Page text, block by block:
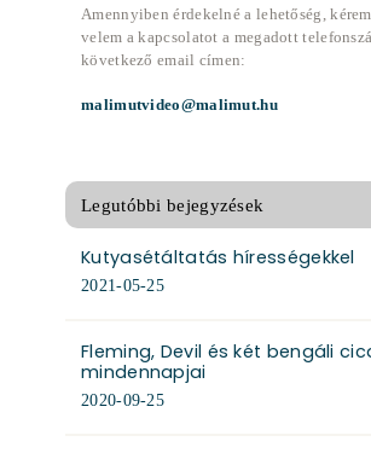
Amennyiben érdekelné a lehetőség,
velem a kapcsolatot a megadott
következő email címen:
malimutvideo@malimut.hu
Legutóbbi bejegyzések
Kutyasétáltatás hírességekkel
2021-05-25
Fleming, Devil és két bengáli
mindennapjai
2020-09-25